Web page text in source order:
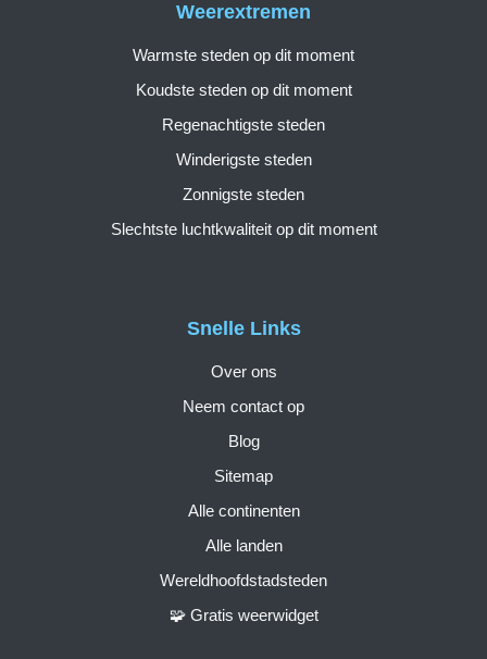
Snelle Links
Over ons
Neem contact op
Blog
Sitemap
Alle continenten
Alle landen
Wereldhoofdstadsteden
🧩 Gratis weerwidget
Weerextremen
Warmste steden op dit moment
Koudste steden op dit moment
Regenachtigste steden
Winderigste steden
Zonnigste steden
Slechtste luchtkwaliteit op dit moment